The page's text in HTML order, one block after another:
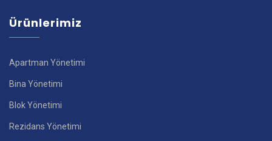
Ürünlerimiz
Apartman Yönetimi
Bina Yönetimi
Blok Yönetimi
Rezidans Yönetimi